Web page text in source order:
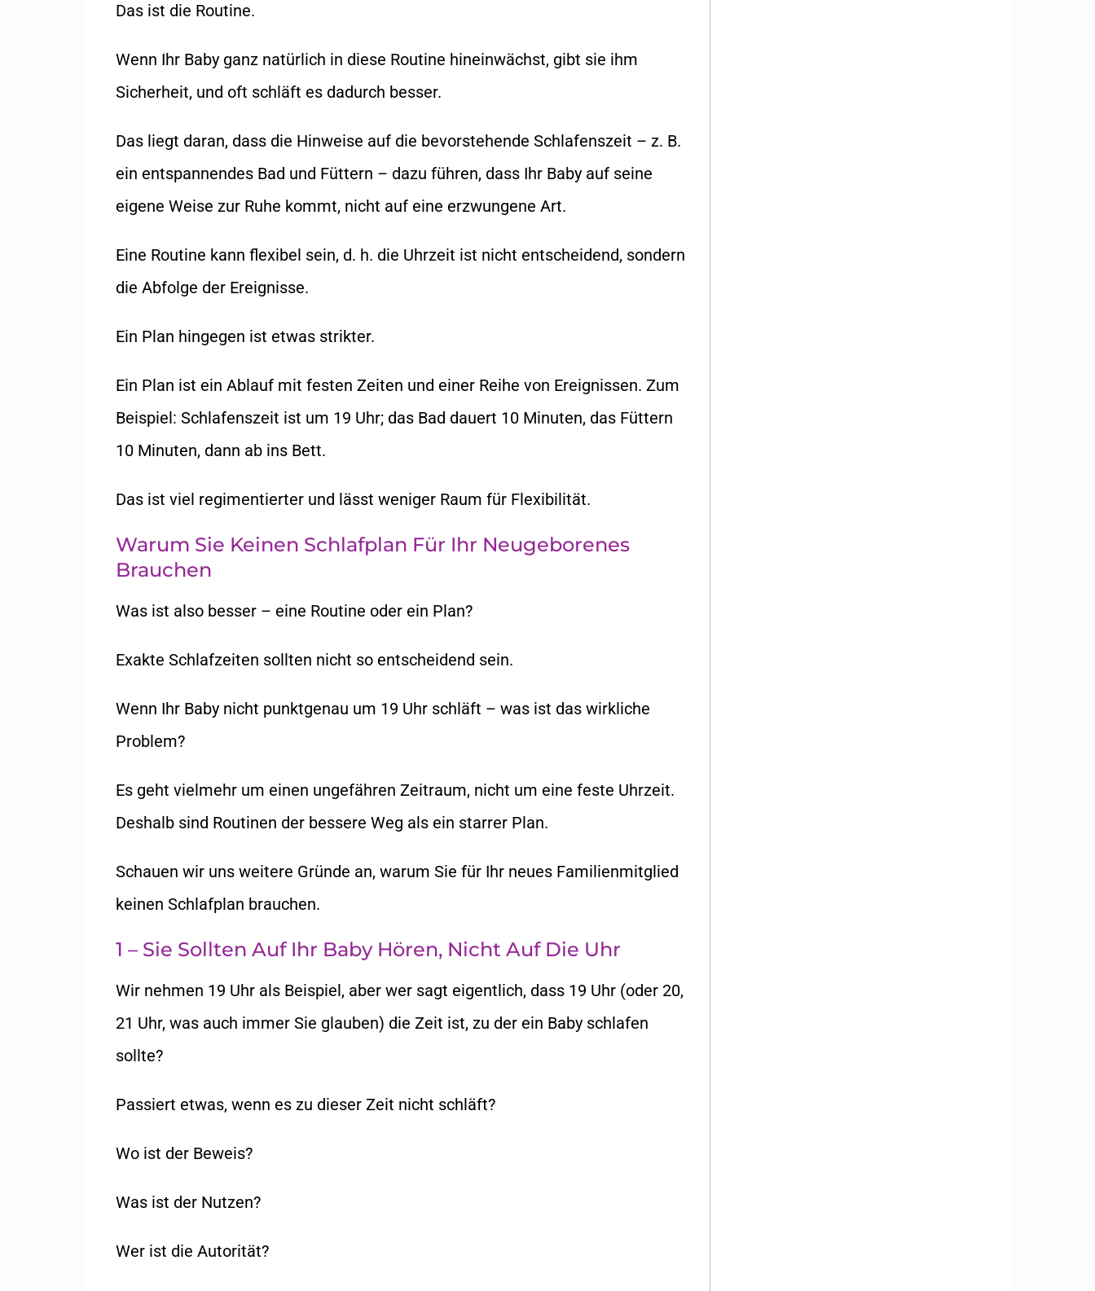
Das ist die Routine.
Wenn Ihr Baby ganz natürlich in diese Routine hineinwächst, gibt sie ihm
Sicherheit, und oft schläft es dadurch besser.
Das liegt daran, dass die Hinweise auf die bevorstehende Schlafenszeit – z. B.
ein entspannendes Bad und Füttern – dazu führen, dass Ihr Baby auf seine
eigene Weise zur Ruhe kommt, nicht auf eine erzwungene Art.
Eine Routine kann flexibel sein, d. h. die Uhrzeit ist nicht entscheidend, sondern
die Abfolge der Ereignisse.
Ein Plan hingegen ist etwas strikter.
Ein Plan ist ein Ablauf mit festen Zeiten und einer Reihe von Ereignissen. Zum
Beispiel: Schlafenszeit ist um 19 Uhr; das Bad dauert 10 Minuten, das Füttern
10 Minuten, dann ab ins Bett.
Das ist viel regimentierter und lässt weniger Raum für Flexibilität.
Warum Sie Keinen Schlafplan Für Ihr Neugeborenes
Brauchen
Was ist also besser – eine Routine oder ein Plan?
Exakte Schlafzeiten sollten nicht so entscheidend sein.
Wenn Ihr Baby nicht punktgenau um 19 Uhr schläft – was ist das wirkliche
Problem?
Es geht vielmehr um einen ungefähren Zeitraum, nicht um eine feste Uhrzeit.
Deshalb sind Routinen der bessere Weg als ein starrer Plan.
Schauen wir uns weitere Gründe an, warum Sie für Ihr neues Familienmitglied
keinen Schlafplan brauchen.
1 – Sie Sollten Auf Ihr Baby Hören, Nicht Auf Die Uhr
Wir nehmen 19 Uhr als Beispiel, aber wer sagt eigentlich, dass 19 Uhr (oder 20,
21 Uhr, was auch immer Sie glauben) die Zeit ist, zu der ein Baby schlafen
sollte?
Passiert etwas, wenn es zu dieser Zeit nicht schläft?
Wo ist der Beweis?
Was ist der Nutzen?
Wer ist die Autorität?